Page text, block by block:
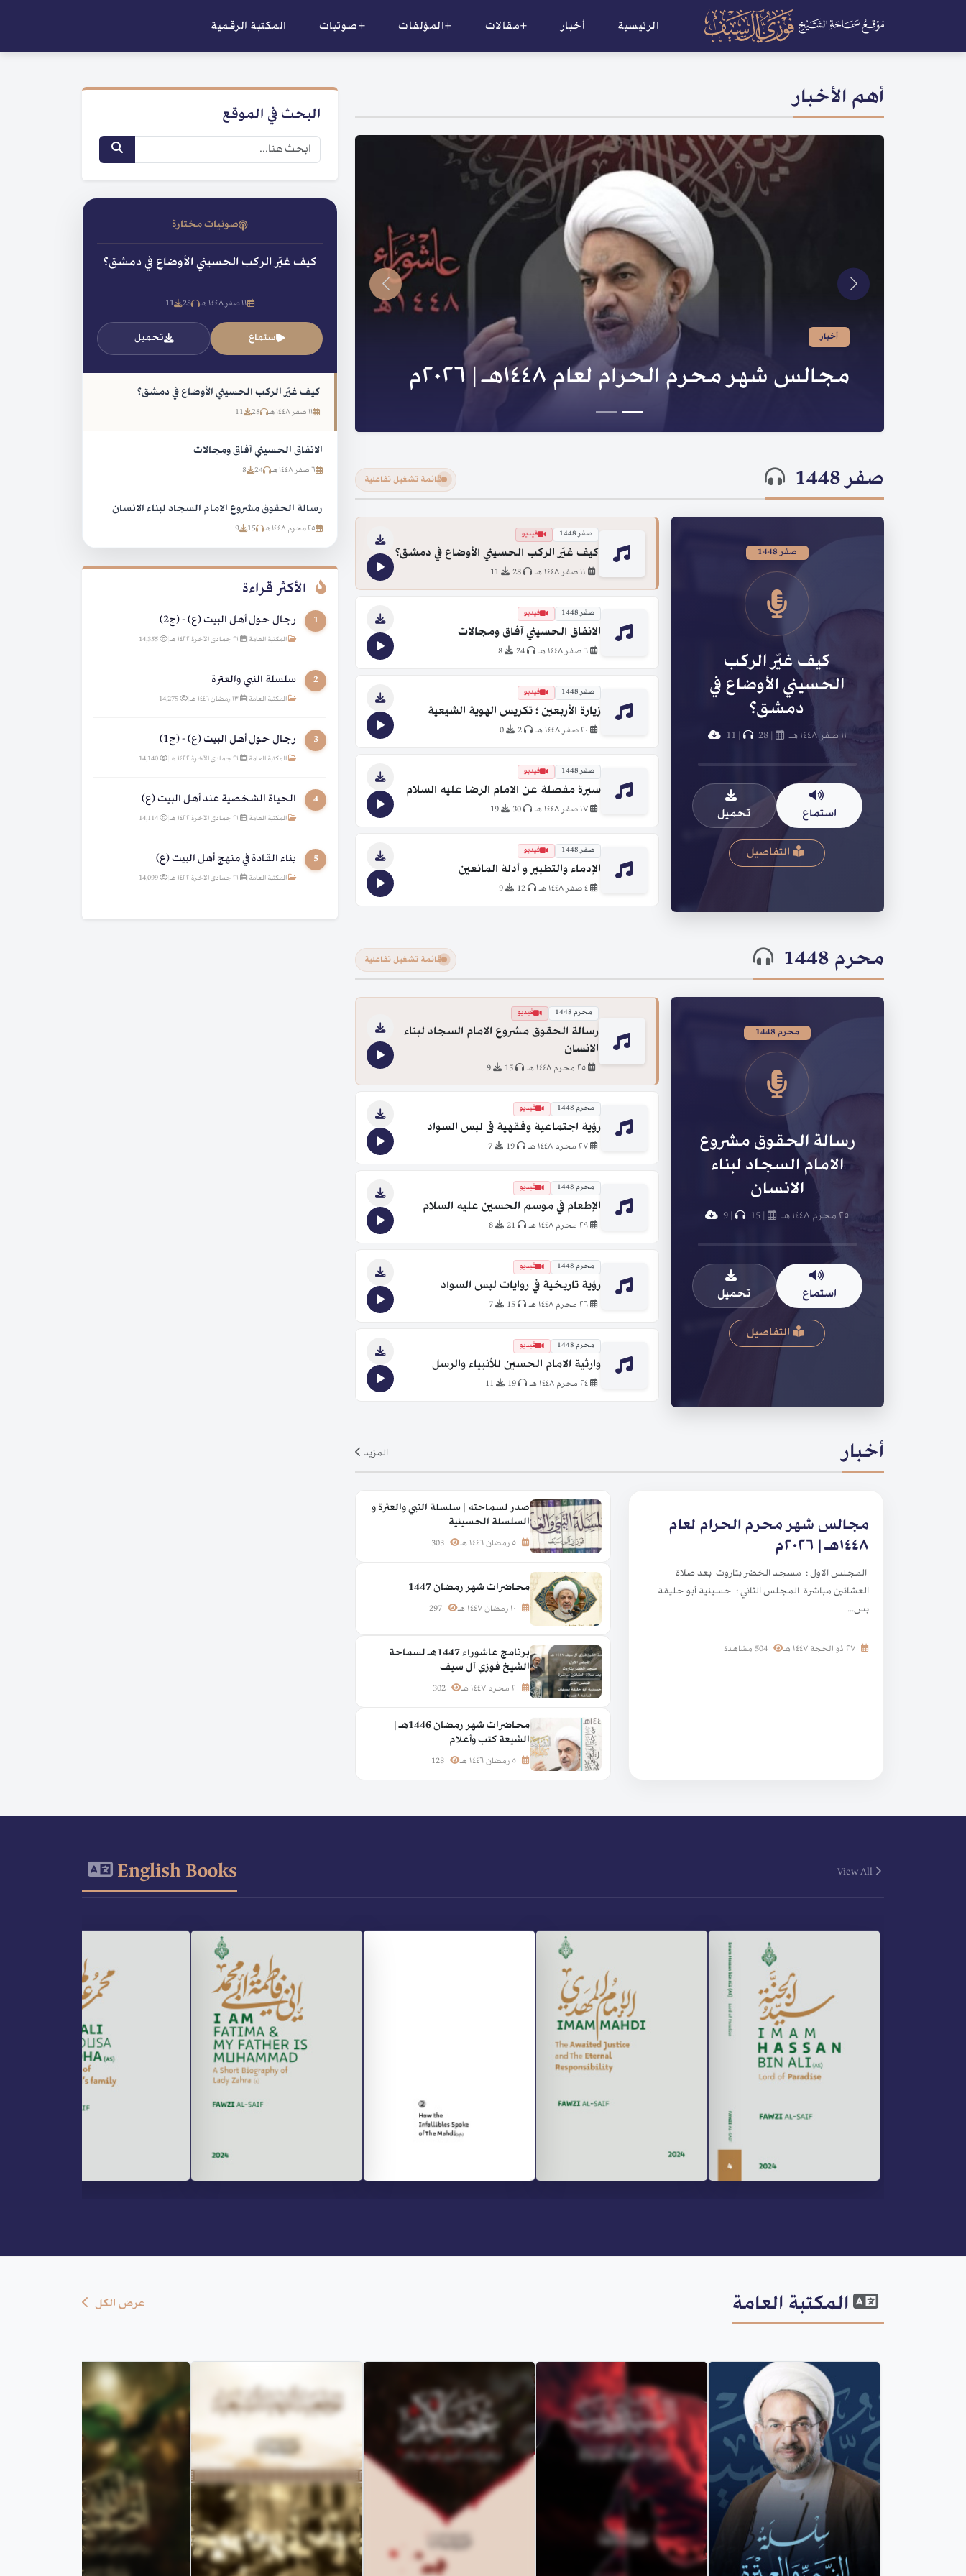
الرئيسية أخبار +مقالات +المؤلفات +صوتيات المكتبة الرقمية
أهم الأخبار
صدر لسماحته | سلسلة النبي والعترة و السلسلة
الحسينية
صفر 1448 قائمة تشغيل تفاعلية
صفر 1448
كيف غيّر الركب
الحسيني الأوضاع في
دمشق؟
١١ صفر ١٤٤٨ هـ |
28
11
استماع تحميل
التفاصيل
صفر 1448 فيديو
كيف غيّر الركب الحسيني الأوضاع في دمشق؟
28
صفر 1448 فيديو
الانفاق الحسيني آفاق ومجالات
٦ صفر ١٤٤٨ هـ 24
8
صفر 1448 فيديو
زيارة الأربعين ؛ تكريس الهوية الشيعية
2
0
صفر 1448 فيديو
سيرة مفصلة عن الامام الرضا عليه السلام
١٧ صفر ١٤٤٨ هـ 30
19
صفر 1448 فيديو
الإدماء والتطبير و أدلة المانعين
٤ صفر ١٤٤٨ هـ 12
9
محرم 1448 قائمة تشغيل تفاعلية
محرم 1448
رسالة الحقوق مشروع
الامام السجاد لبناء
الانسان
٢٥ محرم ١٤٤٨ هـ |
15
|
9
استماع تحميل
التفاصيل
محرم 1448 فيديو
رسالة الحقوق مشروع الامام السجاد لبناء
الانسان
٢٥ محرم ١٤٤٨ هـ 15
9
محرم 1448 فيديو
رؤية اجتماعية وفقهية فى لبس السواد
٢٧ محرم ١٤٤٨ هـ 19
7
محرم 1448 فيديو
الإطعام في موسم الحسين عليه السلام
٢٩ محرم ١٤٤٨ هـ 8
محرم 1448 فيديو
رؤية تاريخية في روايات لبس السواد
٢٦ محرم ١٤٤٨ هـ 15
7
محرم 1448 فيديو
وارثية الامام الحسين للأنبياء والرسل
٢٤ محرم ١٤٤٨ هـ 19
أخبار المزيد
مجالس شهر محرم الحرام لعام
١٤٤٨هـ | ٢٠٢٦م
المجلس الاول : مسجد الخضر بتاروت بعد صلاة
العشائين مباشرة المجلس الثاني : حسينية أبو حليقة
بس...
صدر لسماحته | سلسلة النبي والعترة و
السلسلة الحسينية
محاضرات شهر رمضان 1447
برنامج عاشوراء 1447هـ لسماحة
الشيخ فوزي آل سيف
محاضرات شهر رمضان 1446هـ |
الشيعة كتب وأعلام
البحث في الموقع
صوتيات مختارة
كيف غيّر الركب الحسيني الأوضاع في دمشق؟
١١ صفر ١٤٤٨ هـ 28
11
استماع تحميل
كيف غيّر الركب الحسيني الأوضاع في دمشق؟
١١ صفر ١٤٤٨ هـ 28
11
الانفاق الحسيني آفاق ومجالات
٦ صفر ١٤٤٨ هـ 24
8
رسالة الحقوق مشروع الامام السجاد لبناء الانسان
٢٥ محرم ١٤٤٨ هـ 15
9
الأكثر قراءة
1 رجال حول أهل البيت (ع) - (ج2)
المكتبة العامة |
2 سلسلة النبي والعترة
المكتبة العامة |
3 رجال حول أهل البيت (ع) - (ج1)
المكتبة العامة |
4 الحياة الشخصية عند أهل البيت (ع)
المكتبة العامة |
5 بناء القادة في منهج أهل البيت (ع)
المكتبة العامة |
English Books View All
المكتبة العامة عرض الكل